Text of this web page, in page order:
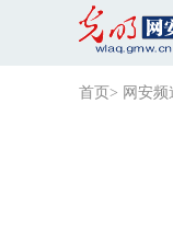
首页 > 网安频